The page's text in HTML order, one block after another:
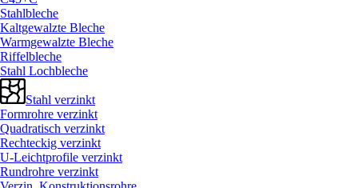
Stahlbleche
Kaltgewalzte Bleche
Warmgewalzte Bleche
Riffelbleche
Stahl Lochbleche
Stahl verzinkt
Formrohre verzinkt
Quadratisch verzinkt
Rechteckig verzinkt
U-Leichtprofile verzinkt
Rundrohre verzinkt